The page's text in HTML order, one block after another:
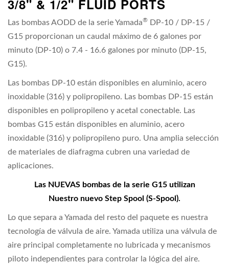
3/8" & 1/2" FLUID PORTS
Las bombas AODD de la serie Yamada® DP-10 / DP-15 /
G15 proporcionan un caudal máximo de 6 galones por
minuto (DP-10) o 7.4 - 16.6 galones por minuto (DP-15,
G15).
Las bombas DP-10 están disponibles en aluminio, acero
inoxidable (316) y polipropileno. Las bombas DP-15 están
disponibles en polipropileno y acetal conectable. Las
bombas G15 están disponibles en aluminio, acero
inoxidable (316) y polipropileno puro. Una amplia selección
de materiales de diafragma cubren una variedad de
aplicaciones.
Las NUEVAS bombas de la serie G15 utilizan
Nuestro nuevo Step Spool (S-Spool).
Lo que separa a Yamada del resto del paquete es nuestra
tecnología de válvula de aire. Yamada utiliza una válvula de
aire principal completamente no lubricada y mecanismos
piloto independientes para controlar la lógica del aire.